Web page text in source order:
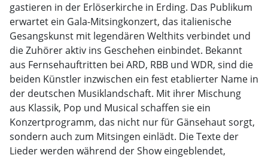
gastieren in der Erlöserkirche in Erding. Das Publikum
erwartet ein Gala-Mitsingkonzert, das italienische
Gesangskunst mit legendären Welthits verbindet und
die Zuhörer aktiv ins Geschehen einbindet. Bekannt
aus Fernsehauftritten bei ARD, RBB und WDR, sind die
beiden Künstler inzwischen ein fest etablierter Name in
der deutschen Musiklandschaft. Mit ihrer Mischung
aus Klassik, Pop und Musical schaffen sie ein
Konzertprogramm, das nicht nur für Gänsehaut sorgt,
sondern auch zum Mitsingen einlädt. Die Texte der
Lieder werden während der Show eingeblendet,